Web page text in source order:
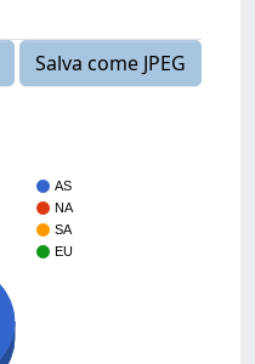
Salva come JPEG
AS
NA
SA
EU